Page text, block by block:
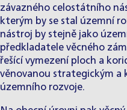
závazného celostátního
kterým by se stal územní
nástroj by stejně jako
předkladatele věcného
řešící vymezení ploch a
věnovanou strategickým a
územního rozvoje.